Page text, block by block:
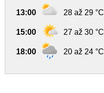
13:00 28 až 29 °C
15:00 27 až 30 °C
18:00 20 až 24 °C